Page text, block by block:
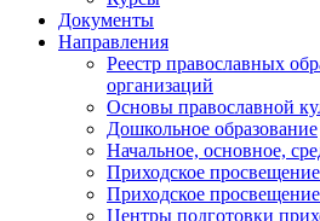
Документы
Направления
Реестр православных
организаций
Основы православной
Дошкольное образование
Начальное, основное,
Приходское
Приходское
Центры подготовки